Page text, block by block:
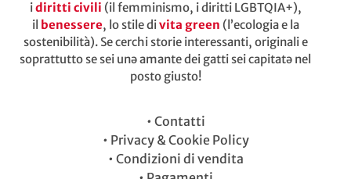
idiritti civili (il femminismo, i diritti LGBTQIA+),
il benessere, lo stile divita green (l’ecologia e la
sostenibilità). Se cerchi storie interessanti, originali e
soprattutto se sei unə amante dei gatti sei capitatə nel
posto giusto!
• Contatti
• Privacy & Cookie Policy
• Condizioni di vendita